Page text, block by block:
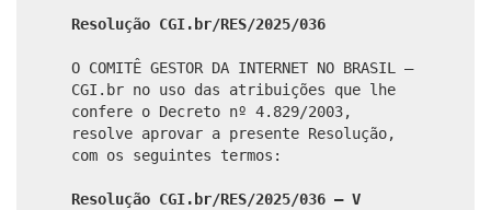
Resolução CGI.br/RES/2025/036
O COMITÊ GESTOR DA INTERNET NO BRASIL –
CGI.br no uso das atribuições que lhe
confere o Decreto nº 4.829/2003,
resolve aprovar a presente Resolução,
com os seguintes termos:
Resolução CGI.br/RES/2025/036 – V